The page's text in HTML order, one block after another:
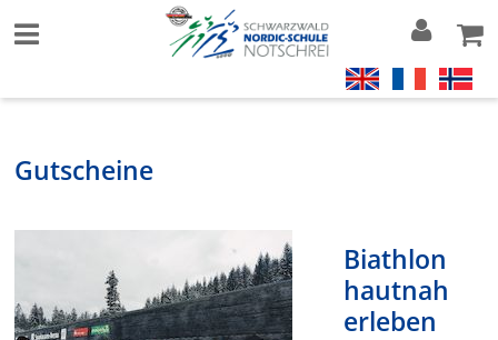
Gutscheine
Biathlon
hautnah
erleben